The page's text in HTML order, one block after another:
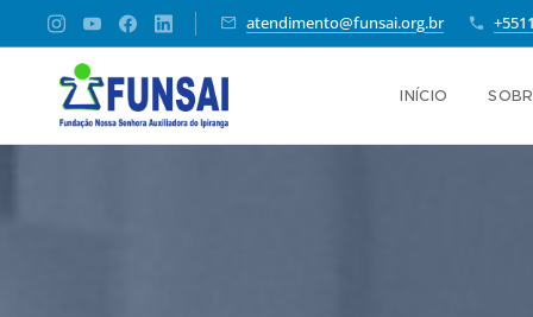
atendimento@funsai.org.br
INÍCIO